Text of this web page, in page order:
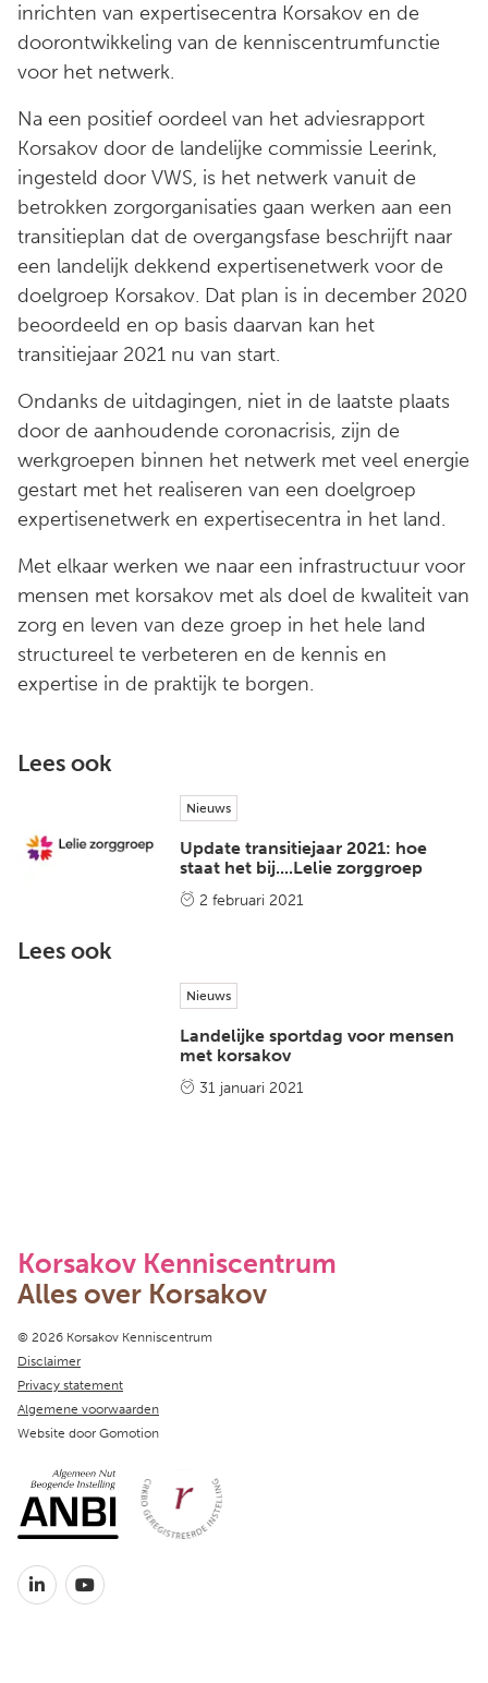
inrichten van expertisecentra Korsakov en de
doorontwikkeling van de kenniscentrumfunctie
voor het netwerk.
Na een positief oordeel van het adviesrapport
Korsakov door de landelijke commissie Leerink,
ingesteld door VWS, is het netwerk vanuit de
betrokken zorgorganisaties gaan werken aan een
transitieplan dat de overgangsfase beschrijft naar
een landelijk dekkend expertisenetwerk voor de
doelgroep Korsakov. Dat plan is in december 2020
beoordeeld en op basis daarvan kan het
transitiejaar 2021 nu van start.
Ondanks de uitdagingen, niet in de laatste plaats
door de aanhoudende coronacrisis, zijn de
werkgroepen binnen het netwerk met veel energie
gestart met het realiseren van een doelgroep
expertisenetwerk en expertisecentra in het land.
Met elkaar werken we naar een infrastructuur voor
mensen met korsakov met als doel de kwaliteit van
zorg en leven van deze groep in het hele land
structureel te verbeteren en de kennis en
expertise in de praktijk te borgen.
Lees ook
Nieuws
Update transitiejaar 2021: hoe
staat het bij....Lelie zorggroep
2 februari 2021
Lees ook
Nieuws
Landelijke sportdag voor mensen
met korsakov
31 januari 2021
Korsakov Kenniscentrum
Alles over Korsakov
Copyright navigation
© 2026 Korsakov Kenniscentrum
Disclaimer
Privacy statement
Algemene voorwaarden
Website door Gomotion